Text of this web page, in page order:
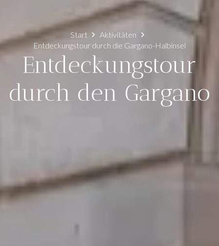
Start
Aktivitäten
Entdeckungstour durch die Gargano-Halbinsel
Entdeckungstour
durch den Gargano